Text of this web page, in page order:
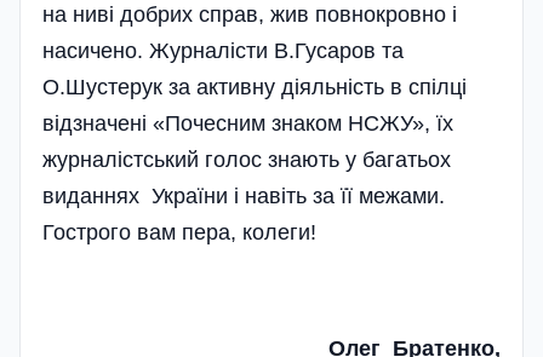
на ниві добрих справ, жив повнокровно і
насичено. Журналісти В.Гусаров та
О.Шустерук за активну діяльність в спілці
відзначені «Почесним знаком НСЖУ», їх
журналістський голос знають у багатьох
виданнях України і навіть за її межами.
Гострого вам пера, колеги!
Олег Братенко,